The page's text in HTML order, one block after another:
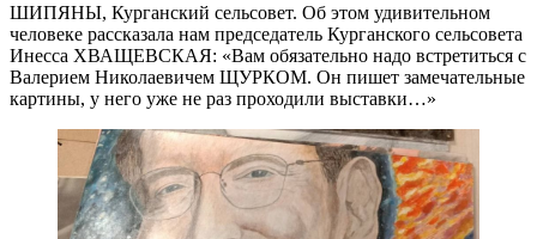
ШИПЯНЫ, Курганский сельсовет. Об этом удивительном
человеке рассказала нам председатель Курганского сельсовета
Инесса ХВАЩЕВСКАЯ: «Вам обязательно надо встретиться с
Валерием Николаевичем ЩУРКОМ. Он пишет замечательные
картины, у него уже не раз проходили выставки…»